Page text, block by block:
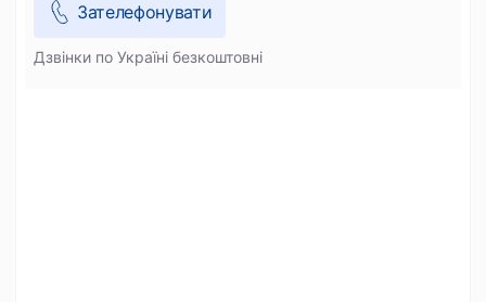
Зателефонувати
Дзвінки по Україні безкоштовні